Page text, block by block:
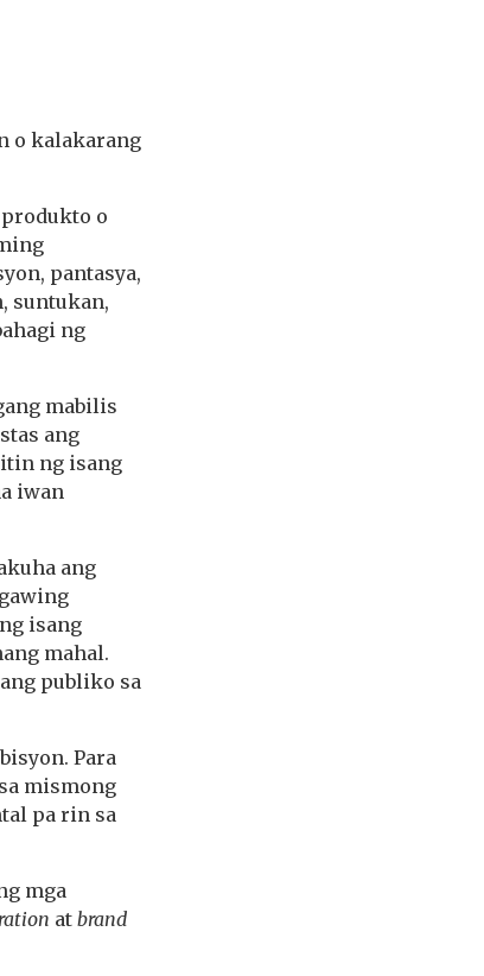
o kalakarang
o
pantasya,
suntukan,
ng
mabilis
ang
ng isang
iwan
ang
isang
mahal.
publiko sa
Para
mismong
pa rin sa
mga
at brand